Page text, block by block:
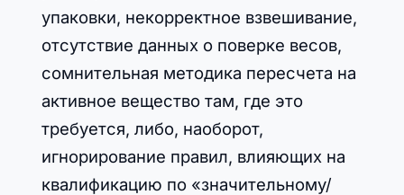
упаковки, некорректное взвешивание,
отсутствие данных о поверке весов,
сомнительная методика пересчета на
активное вещество там, где это
требуется, либо, наоборот,
игнорирование правил, влияющих на
квалификацию по «значительному/